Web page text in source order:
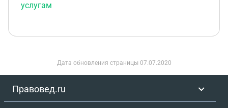
услугам
Дата обновления страницы 07.07.2020
Правовед.ru